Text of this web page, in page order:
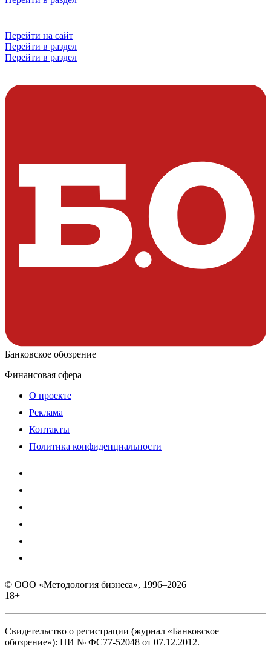
Перейти на сайт
Перейти в раздел
Перейти в раздел
Банковское обозрение
Финансовая сфера
О проекте
Реклама
Контакты
Политика конфиденциальности
© ООО «Методология бизнеса», 1996–2026
18+
Свидетельство о регистрации (журнал «Банковское
обозрение»): ПИ № ФС77-52048 от 07.12.2012.